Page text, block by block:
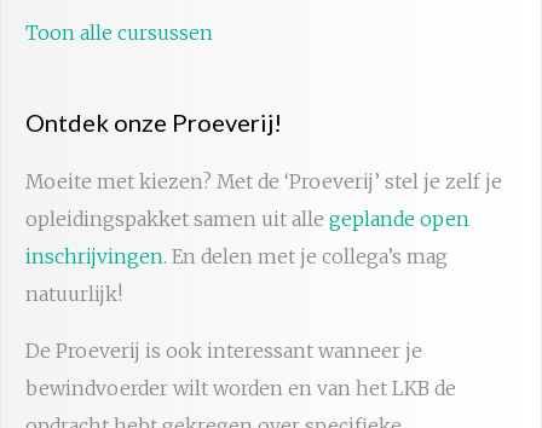
Toon alle cursussen
Ontdek onze Proeverij!
Moeite met kiezen? Met de ‘Proeverij’ stel je zelf je
opleidingspakket samen uit alle geplande open
inschrijvingen. En delen met je collega’s mag
natuurlijk!
De Proeverij is ook interessant wanneer je
bewindvoerder wilt worden en van het LKB de